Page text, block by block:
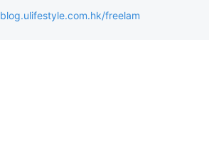
blog.ulifestyle.com.hk/freelam